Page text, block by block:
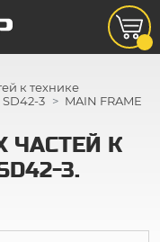
к технике
3 MAIN FRAME
ЧАСТЕЙ К
3.